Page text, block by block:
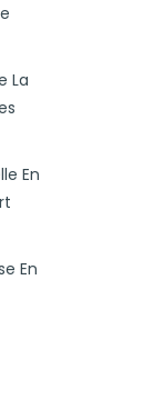
La
En
En